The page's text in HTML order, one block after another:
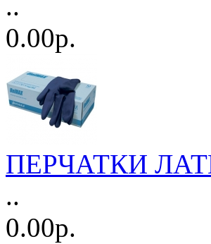
0.00р.
ПЕРЧАТКИ
..
0.00р.